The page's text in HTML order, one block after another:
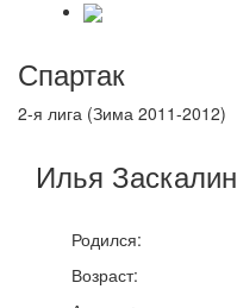
Спартак
2-я лига (Зима 2011-2012)
Илья Заскалин
Родился:
Возраст: